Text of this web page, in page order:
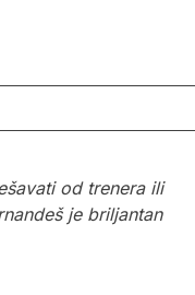
od trenera ili
je briljantan